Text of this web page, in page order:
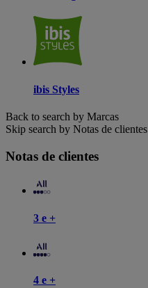
ibis Styles
Back to search by Marcas
Skip search by Notas de clientes
Notas de clientes
3 e +
4 e +